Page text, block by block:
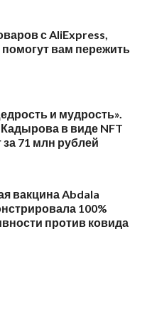
с AliExpress,
вам пережить
и мудрость».
в виде NFT
71 млн рублей
вакцина Abdala
100%
против ковида